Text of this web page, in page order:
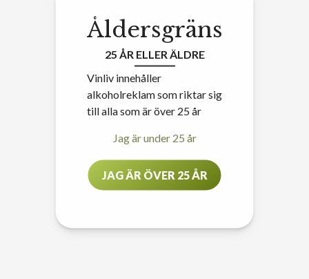
Åldersgräns
25 ÅR ELLER ÄLDRE
Vinliv innehåller
alkoholreklam som riktar sig
till alla som är över 25 år
Jag är under 25 år
JAG ÄR ÖVER 25 ÅR